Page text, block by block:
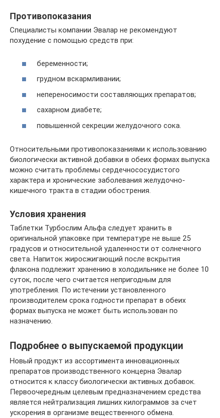
Противопоказания
Специалисты компании Эвалар не рекомендуют
похудение с помощью средств при:
беременности;
грудном вскармливании;
непереносимости составляющих препаратов;
сахарном диабете;
повышенной секреции желудочного сока.
Относительными противопоказаниями к использованию
биологически активной добавки в обеих формах выпуска
можно считать проблемы сердечнососудистого
характера и хронические заболевания желудочно-
кишечного тракта в стадии обострения.
Условия хранения
Таблетки Турбослим Альфа следует хранить в
оригинальной упаковке при температуре не выше 25
градусов и относительной удаленности от солнечного
света. Напиток жиросжигающий после вскрытия
флакона подлежит хранению в холодильнике не более 10
суток, после чего считается непригодным для
употребления. По истечении установленного
производителем срока годности препарат в обеих
формах выпуска не может быть использован по
назначению.
Подробнее о выпускаемой продукции
Новый продукт из ассортимента инновационных
препаратов производственного концерна Эвалар
относится к классу биологически активных добавок.
Первоочередным целевым предназначением средства
является нейтрализация лишних килограммов за счет
ускорения в организме вещественного обмена.